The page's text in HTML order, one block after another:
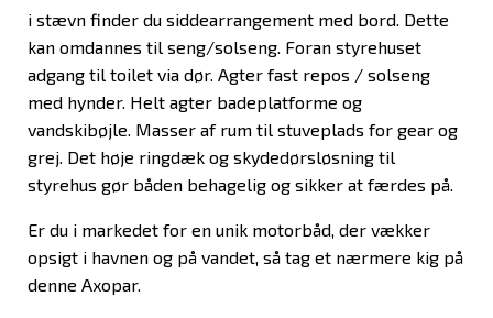
i stævn finder du siddearrangement med bord. Dette
kan omdannes til seng/solseng. Foran styrehuset
adgang til toilet via dør. Agter fast repos / solseng
med hynder. Helt agter badeplatforme og
vandskibøjle. Masser af rum til stuveplads for gear og
grej. Det høje ringdæk og skydedørsløsning til
styrehus gør båden behagelig og sikker at færdes på.
Er du i markedet for en unik motorbåd, der vækker
opsigt i havnen og på vandet, så tag et nærmere kig på
denne Axopar.